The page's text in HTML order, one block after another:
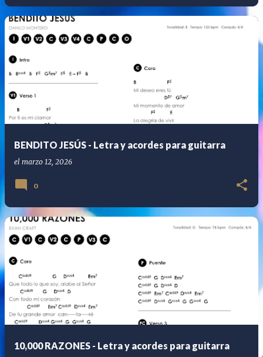
BENDITO JESÚS - Letra y acordes para guitarra
el marzo 12, 2026
0
10,000 RAZONES - Letra y acordes para guitarra